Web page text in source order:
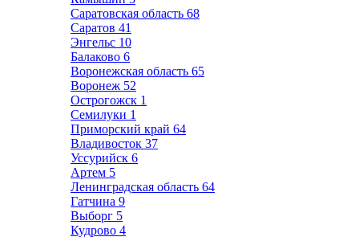
Саратовская область 68
Саратов 41
Энгельс 10
Балаково 6
Воронежская область 65
Воронеж 52
Острогожск 1
Семилуки 1
Приморский край 64
Владивосток 37
Уссурийск 6
Артем 5
Ленинградская область 64
Гатчина 9
Выборг 5
Кудрово 4